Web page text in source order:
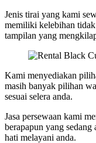
Jenis tirai yang kami
memiliki kelebihan
tampilan yang
Kami menyediakan
masih banyak pilihan
sesuai selera anda.
Jasa persewaan kami
berapapun yang
hati melayani anda.